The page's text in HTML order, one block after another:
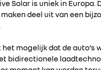
Solar is uniek in Europa.
, maken deel uit van een
mogelijk dat de
bidirectionele